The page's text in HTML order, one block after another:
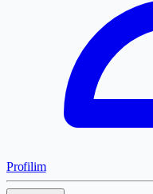
Profilim